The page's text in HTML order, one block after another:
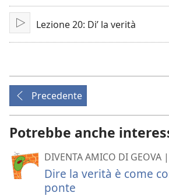
lingua
PlayLezione 20: Di’ la verità
Precedente
Potrebbe anche
DIVENTA AMICO DI GEOVA
Dire la verità è come
ponte